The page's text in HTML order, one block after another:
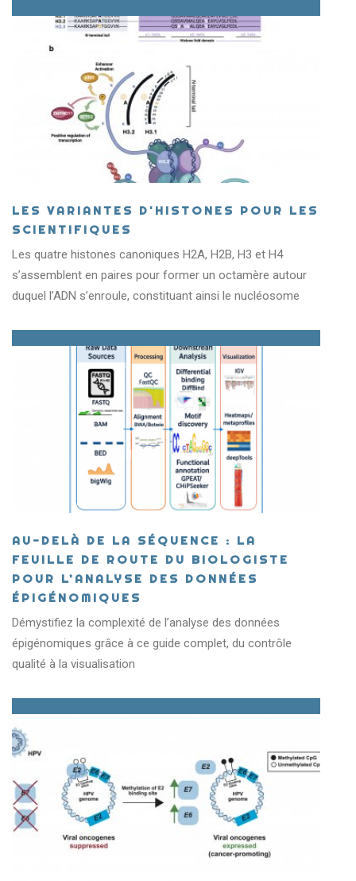
LES VARIANTES D'HISTONES POUR LES
SCIENTIFIQUES
Les quatre histones canoniques H2A, H2B, H3 et H4
s’assemblent en paires pour former un octamère autour
duquel l’ADN s’enroule, constituant ainsi le nucléosome
AU-DELÀ DE LA SÉQUENCE : LA
FEUILLE DE ROUTE DU BIOLOGISTE
POUR L’ANALYSE DES DONNÉES
ÉPIGÉNOMIQUES
Démystifiez la complexité de l’analyse des données
épigénomiques grâce à ce guide complet, du contrôle
qualité à la visualisation